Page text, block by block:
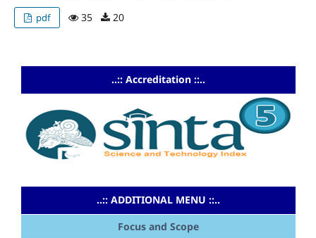
pdf 35 20
..:: Accreditation ::..
..:: ADDITIONAL MENU ::..
Focus and Scope